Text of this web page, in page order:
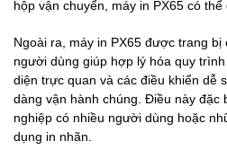
hộp vận chuyển, máy in PX65 có
Ngoài ra, máy in PX65 được trang
người dùng giúp hợp lý hóa quy
diện trực quan và các điều khiển dễ
dàng vận hành chúng. Điều này đặc
nghiệp có nhiều người dùng hoặc
dụng in nhãn.